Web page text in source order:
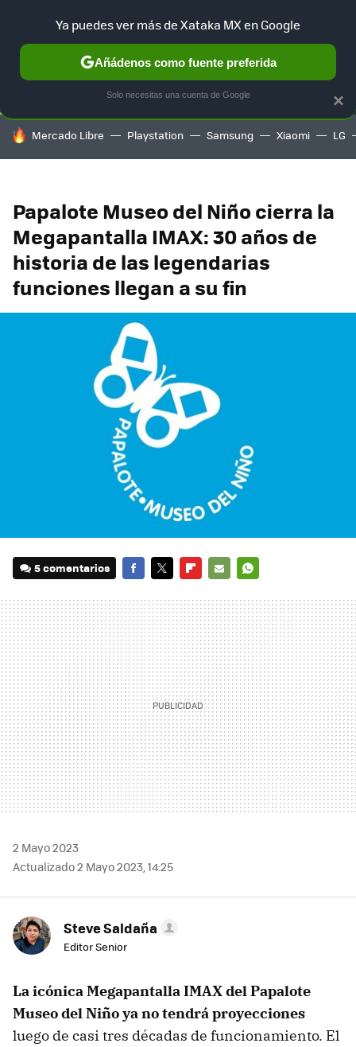
SELECCIÓN GAMING HOME AUTO TERRITORIO
HOY SE HABLA DE
Mercado Libre Playstation Samsung Xiaomi LG
Papalote Museo del Niño cierra la
Megapantalla IMAX: 30 años de
historia de las legendarias
funciones llegan a su fin
5 comentarios
MAIL
2 Mayo 2023
Actualizado 2 Mayo 2023, 14:25
Steve Saldaña
Editor Senior
La icónica Megapantalla IMAX del Papalote
Museo del Niño ya no tendrá proyecciones
luego de casi tres décadas de funcionamiento. El
×
Ya puedes ver más de Xataka MX en Google
Añádenos como fuente preferida
Solo necesitas una cuenta de Google